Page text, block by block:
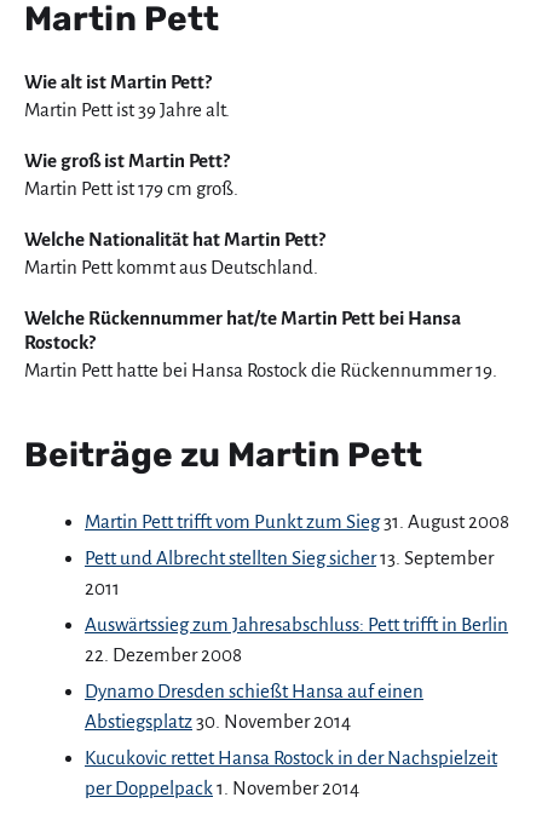
Martin Pett
Wie alt ist Martin Pett?
Martin Pett ist 39 Jahre alt.
Wie groß ist Martin Pett?
Martin Pett ist 179 cm groß.
Welche Nationalität hat Martin Pett?
Martin Pett kommt aus Deutschland.
Welche Rückennummer hat/te Martin Pett bei Hansa
Rostock?
Martin Pett hatte bei Hansa Rostock die Rückennummer 19.
Beiträge zu Martin Pett
Martin Pett trifft vom Punkt zum Sieg31. August 2008
Pett und Albrecht stellten Sieg sicher13. September
2011
Auswärtssieg zum Jahresabschluss: Pett trifft in Berlin
22. Dezember 2008
Dynamo Dresden schießt Hansa auf einen
Abstiegsplatz30. November 2014
Kucukovic rettet Hansa Rostock in der Nachspielzeit
per Doppelpack1. November 2014